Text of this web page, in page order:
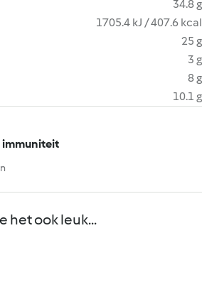
34.8 g
1705.4 kJ / 407.6 kcal
25 g
3 g
8 g
10.1 g
immuniteit
het ook leuk...